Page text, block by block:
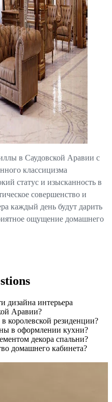
в Саудовской Аравии с
классицизма
статус и изысканность в
совершенство и
каждый день будут дарить
ощущение домашнего
дизайна интерьера
Аравии?
королевской резиденции?
в оформлении кухни?
декора спальни?
домашнего кабинета?